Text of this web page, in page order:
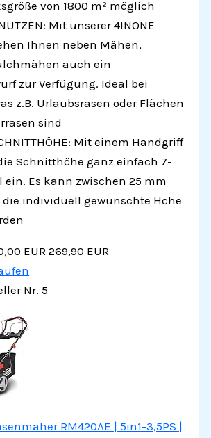
von 1800 m² möglich
Mit unserer 4INONE
Ihnen neben Mähen,
auch ein
zur Verfügung. Ideal bei
z.B. Urlaubsrasen oder Flächen
sind
Mit einem Handgriff
Schnitthöhe ganz einfach 7-
ein. Es kann zwischen 25 mm
die individuell gewünschte Höhe
EUR 269,90 EUR
Nr. 5
RM420AE | 5in1-3,5PS |